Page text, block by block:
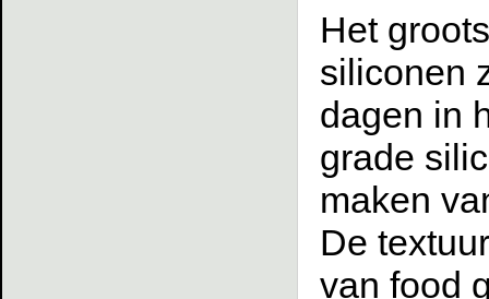
Het
siliconen
dagen in
grade
maken
De
van food